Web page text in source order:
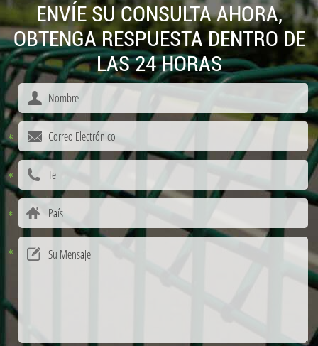
ENVÍE SU CONSULTA AHORA,
OBTENGA RESPUESTA DENTRO DE
LAS 24 HORAS